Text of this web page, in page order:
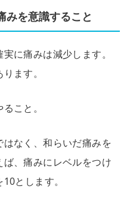
みを意識すること
に痛みは減少します。
ます。
こと。
なく、和らいだ痛みを
、痛みにレベルをつけ
とします。